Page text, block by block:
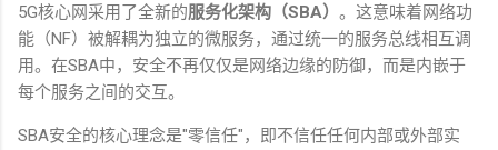
5G核心网采用了全新的服务化架构（SBA） 。这意味着网络功
能（NF）被解耦为独立的微服务，通过统一的服务总线相互调
用。在SBA中，安全不再仅仅是网络边缘的防御，而是内嵌于
每个服务之间的交互。
SBA安全的核心理念是"零信任"，即不信任任何内部或外部实